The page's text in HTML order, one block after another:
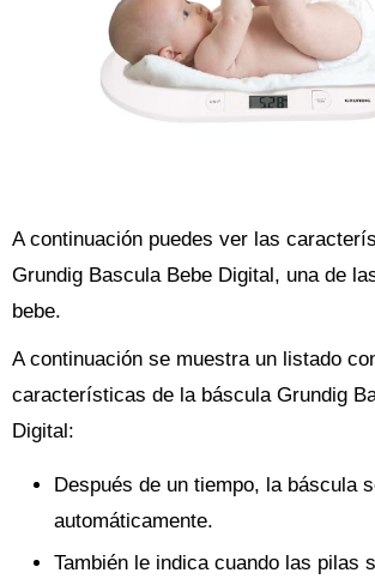
A continuación puedes ver las
Grundig Bascula Bebe Digital, una de
bebe.
A continuación se muestra un listado
características de la báscula Grundig
Digital:
Después de un tiempo, la báscula
automáticamente.
También le indica cuando las pilas